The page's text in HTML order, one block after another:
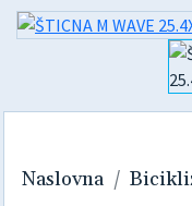
Naslovna